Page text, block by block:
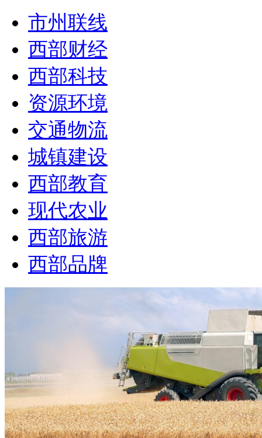
市州联线
西部财经
西部科技
资源环境
交通物流
城镇建设
西部教育
现代农业
西部旅游
西部品牌